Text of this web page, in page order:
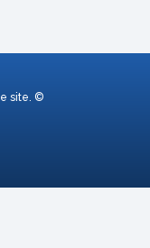
site. ©